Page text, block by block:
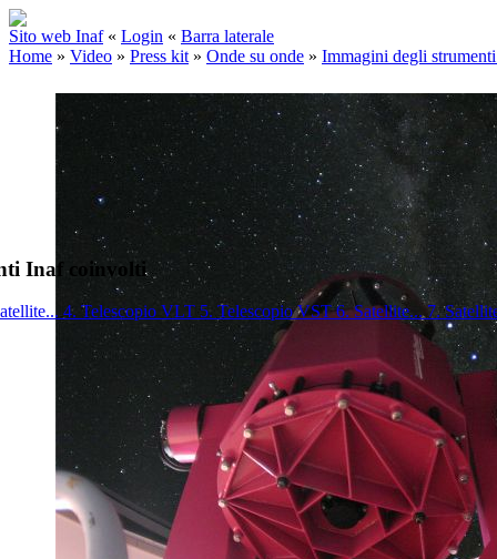
Sito web Inaf « Login « Barra laterale
Home » Video » Press kit » Onde su onde » Immagini degli
Inaf coinvolti
4. Telescopio VLT 5. Telescopio VST6. Satellite...7.